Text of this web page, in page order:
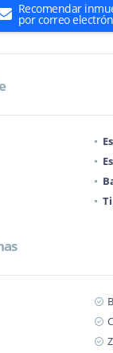
Recomendar
por correo